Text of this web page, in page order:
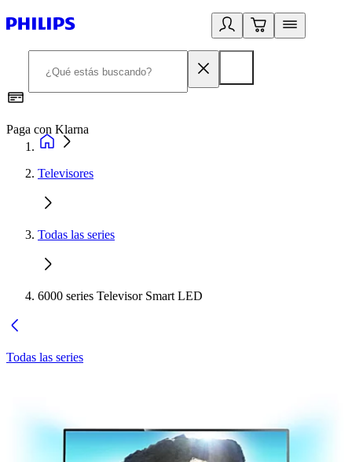
Paga con Klarna
Televisores
Todas las series
6000 series Televisor Smart LED
Todas las series